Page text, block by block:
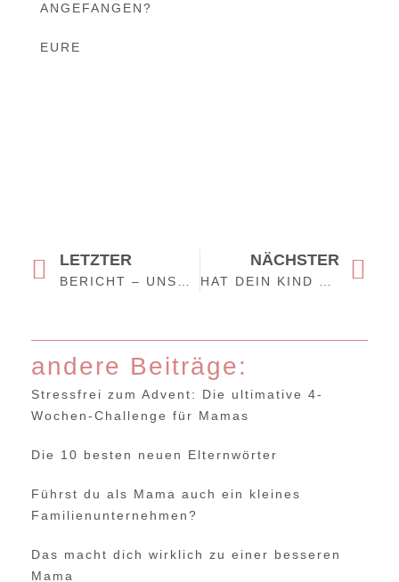
ANGEFANGEN?
EURE
LETZTER
BERICHT – UNSER KURZURLAUB IM CENTER PARCS NORDSEEKÜSTE IN TOSSENS
NÄCHSTER
HAT DEIN KIND DURCHFALL? DIE MORO-SUPPE IST EIN GUTES HAUSMITTEL GEGEN DURCHFALL
andere Beiträge:
Stressfrei zum Advent: Die ultimative 4-
Wochen-Challenge für Mamas
Die 10 besten neuen Elternwörter
Führst du als Mama auch ein kleines
Familienunternehmen?
Das macht dich wirklich zu einer besseren
Mama